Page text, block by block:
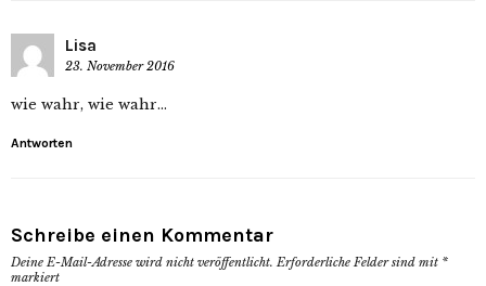
Lisa
23. November 2016
wie wahr, wie wahr…
Antworten
Schreibe einen Kommentar
Deine E-Mail-Adresse wird nicht veröffentlicht. Erforderliche Felder sind mit *
markiert